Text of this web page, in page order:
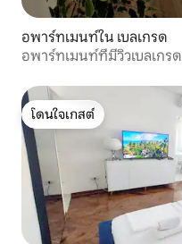
อพาร์ทเมนท์ใน เบลเกรด
อพาร์ทเมนท์ที่มีวิวเบลเกรด
โดนใจเกสต์
โดนใจเกสต์